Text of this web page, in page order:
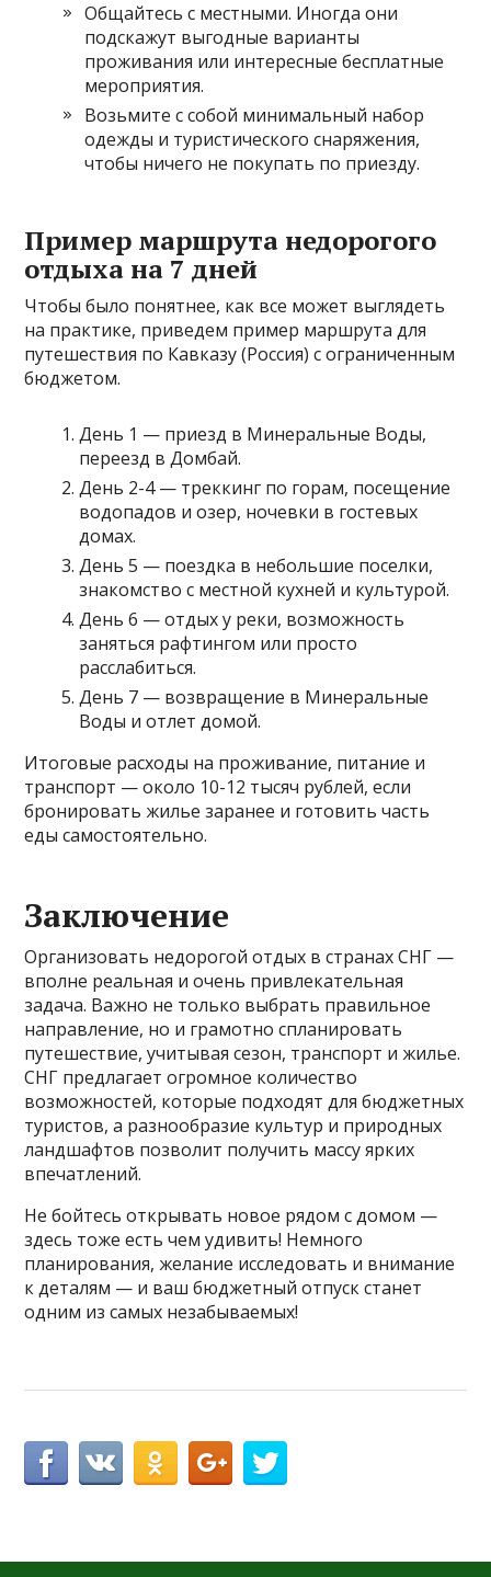
Общайтесь с местными. Иногда они
подскажут выгодные варианты
проживания или интересные бесплатные
мероприятия.
Возьмите с собой минимальный набор
одежды и туристического снаряжения,
чтобы ничего не покупать по приезду.
Пример маршрута недорогого
отдыха на 7 дней
Чтобы было понятнее, как все может выглядеть
на практике, приведем пример маршрута для
путешествия по Кавказу (Россия) с ограниченным
бюджетом.
День 1 — приезд в Минеральные Воды,
переезд в Домбай.
День 2-4 — треккинг по горам, посещение
водопадов и озер, ночевки в гостевых
домах.
День 5 — поездка в небольшие поселки,
знакомство с местной кухней и культурой.
День 6 — отдых у реки, возможность
заняться рафтингом или просто
расслабиться.
День 7 — возвращение в Минеральные
Воды и отлет домой.
Итоговые расходы на проживание, питание и
транспорт — около 10-12 тысяч рублей, если
бронировать жилье заранее и готовить часть
еды самостоятельно.
Заключение
Организовать недорогой отдых в странах СНГ —
вполне реальная и очень привлекательная
задача. Важно не только выбрать правильное
направление, но и грамотно спланировать
путешествие, учитывая сезон, транспорт и жилье.
СНГ предлагает огромное количество
возможностей, которые подходят для бюджетных
туристов, а разнообразие культур и природных
ландшафтов позволит получить массу ярких
впечатлений.
Не бойтесь открывать новое рядом с домом —
здесь тоже есть чем удивить! Немного
планирования, желание исследовать и внимание
к деталям — и ваш бюджетный отпуск станет
одним из самых незабываемых!